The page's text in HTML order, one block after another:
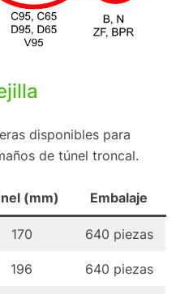
disponibles para
de túnel troncal.
(mm) Embalaje
170 640 piezas
196 640 piezas